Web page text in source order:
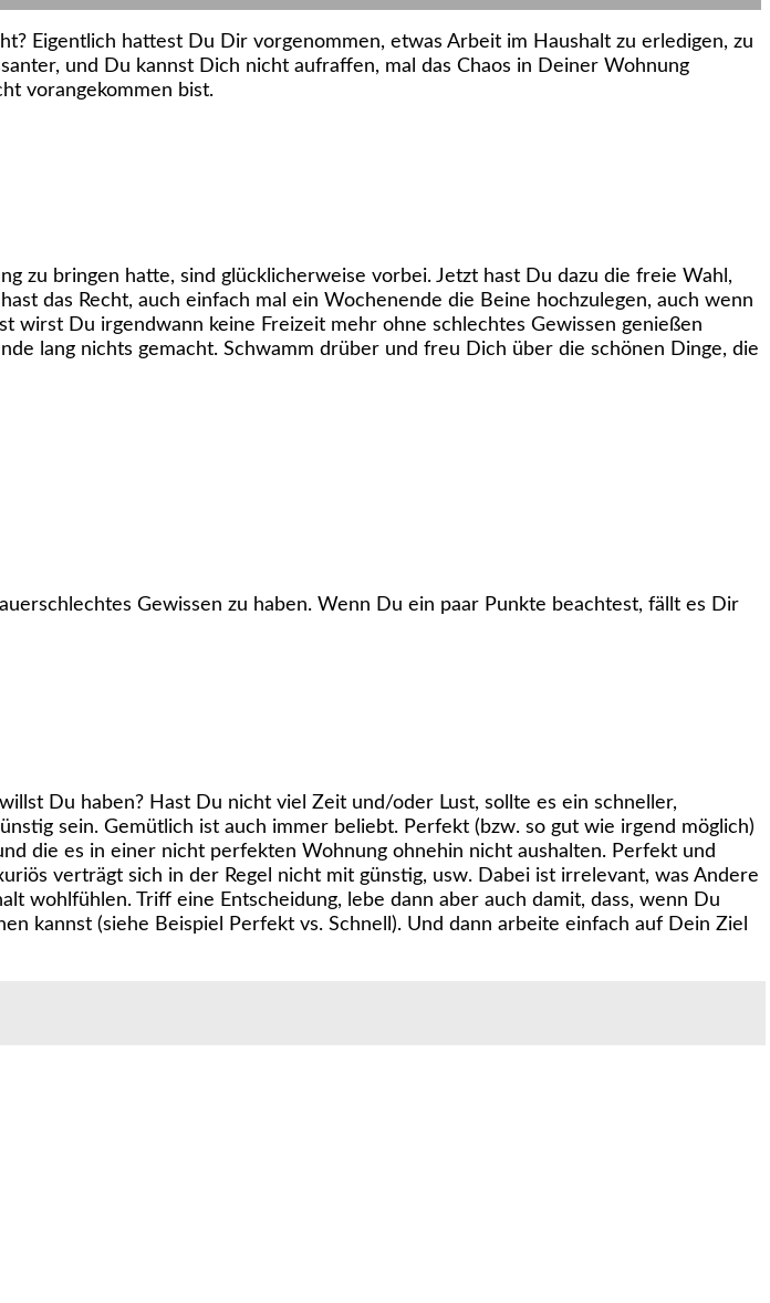
Eigentlich hattest Du Dir vorgenommen, etwas Arbeit im Haushalt zu erledigen, zu
und Du kannst Dich nicht aufraffen, mal das Chaos in Deiner Wohnung
vorangekommen bist.
zu bringen hatte, sind glücklicherweise vorbei. Jetzt hast Du dazu die freie Wahl,
das Recht, auch einfach mal ein Wochenende die Beine hochzulegen, auch wenn
Du irgendwann keine Freizeit mehr ohne schlechtes Gewissen genießen
lang nichts gemacht. Schwamm drüber und freu Dich über die schönen Dinge, die
Gewissen zu haben. Wenn Du ein paar Punkte beachtest, fällt es Dir
Du haben? Hast Du nicht viel Zeit und/oder Lust, sollte es ein schneller,
sein. Gemütlich ist auch immer beliebt. Perfekt (bzw. so gut wie irgend möglich)
die es in einer nicht perfekten Wohnung ohnehin nicht aushalten. Perfekt und
verträgt sich in der Regel nicht mit günstig, usw. Dabei ist irrelevant, was Andere
wohlfühlen. Triff eine Entscheidung, lebe dann aber auch damit, dass, wenn Du
kannst (siehe Beispiel Perfekt vs. Schnell). Und dann arbeite einfach auf Dein Ziel